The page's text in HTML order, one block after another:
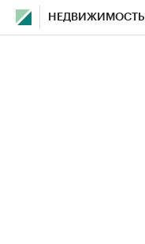
НЕДВИЖИМОСТЬ